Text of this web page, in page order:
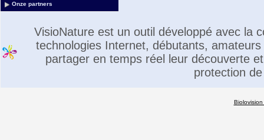
Onze partners
VisioNature est un outil développé avec la
technologies Internet, débutants,
partager en temps réel leur découverte
protection
Biolovision